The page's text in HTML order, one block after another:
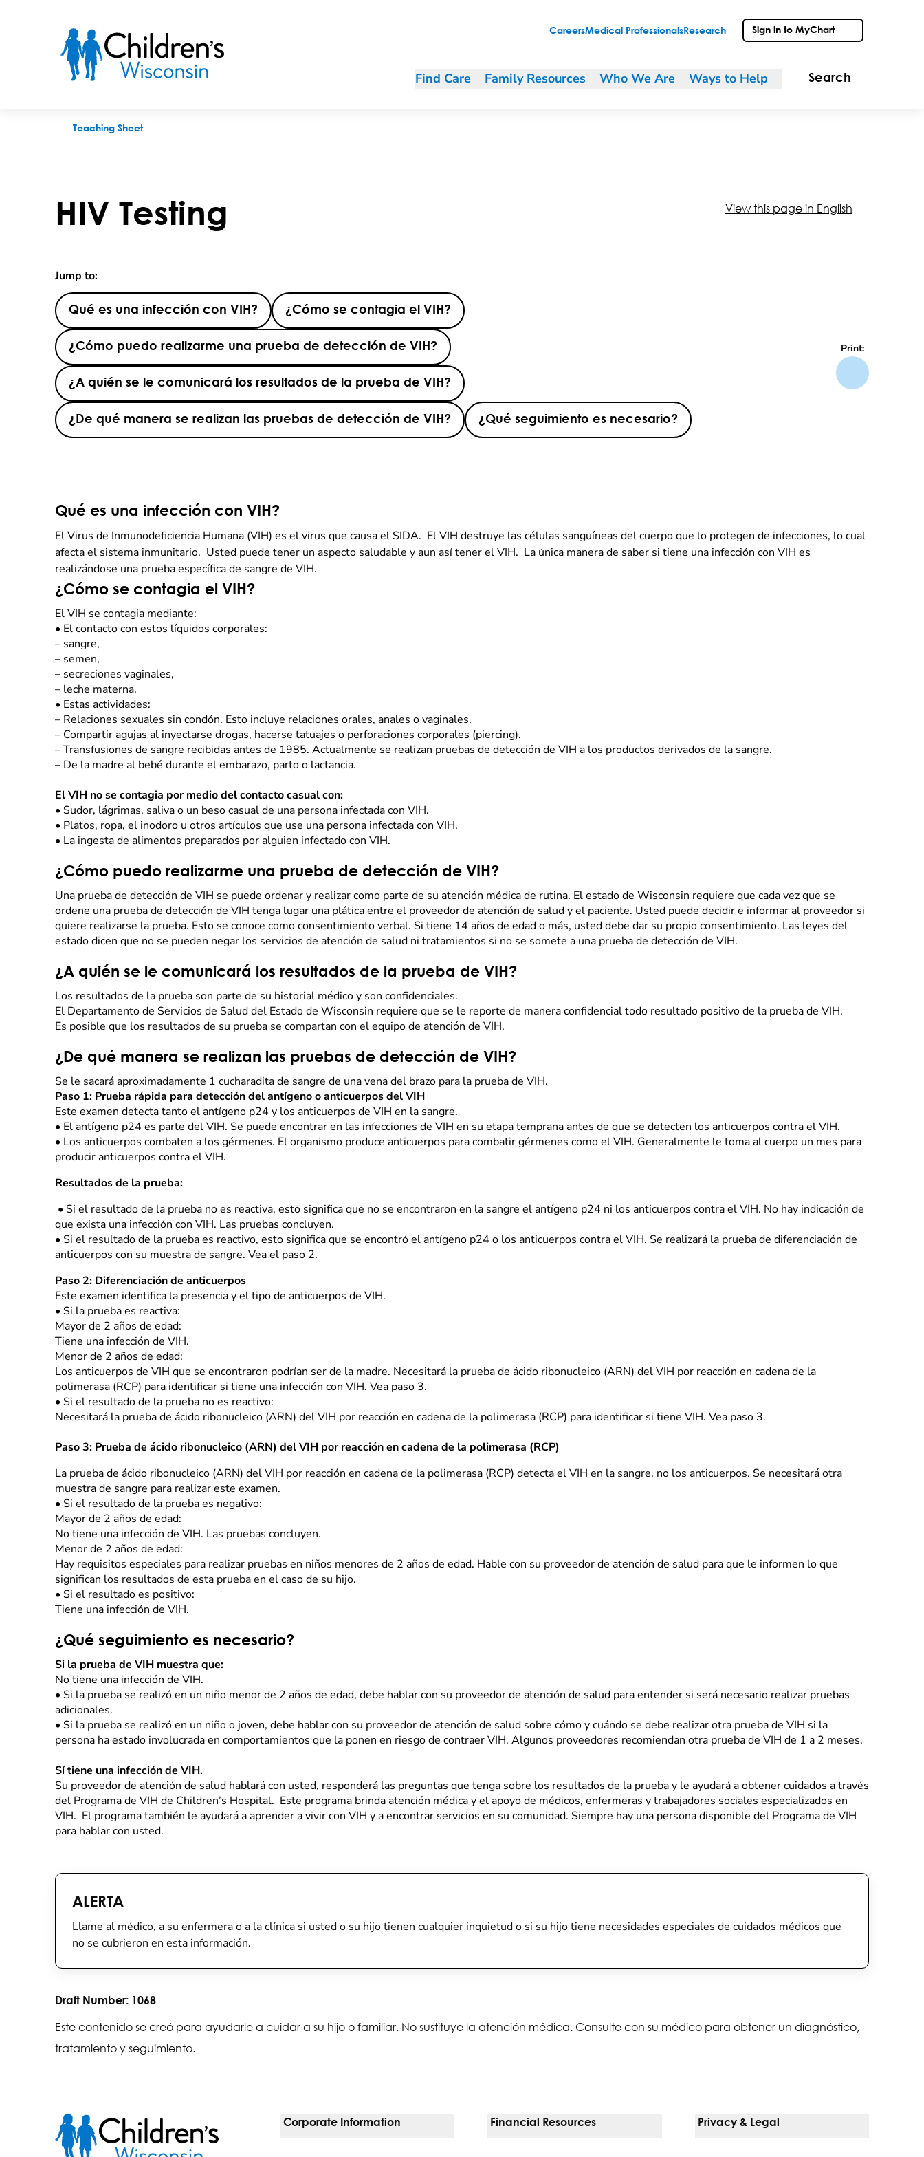
CareersMedical Professionals Research Sign in to MyChart
Find Care Family Resources Who We Are Ways to Help Search
Teaching Sheet
HIV Testing View this page in English
Jump to:
Qué es una infección con VIH? ¿Cómo se contagia el VIH?
¿Cómo puedo realizarme una prueba de detección de VIH?
¿A quién se le comunicará los resultados de la prueba de VIH?
¿De qué manera se realizan las pruebas de detección de VIH? ¿Qué seguimiento es necesario?
Print:
Qué es una infección con VIH?
El Virus de Inmunodeficiencia Humana (VIH) es el virus que causa el SIDA. El VIH destruye las células sanguíneas del cuerpo que lo protegen de infecciones, lo cual
afecta el sistema inmunitario. Usted puede tener un aspecto saludable y aun así tener el VIH. La única manera de saber si tiene una infección con VIH es
realizándose una prueba específica de sangre de VIH.
¿Cómo se contagia el VIH?
El VIH se contagia mediante:
• El contacto con estos líquidos corporales:
– sangre,
– semen,
– secreciones vaginales,
– leche materna.
• Estas actividades:
– Relaciones sexuales sin condón. Esto incluye relaciones orales, anales o vaginales.
– Compartir agujas al inyectarse drogas, hacerse tatuajes o perforaciones corporales (piercing).
–Transfusiones de sangre recibidas antes de 1985. Actualmente se realizan pruebas de detección de VIH a los productos derivados de la sangre.
– De la madre al bebé durante el embarazo, parto o lactancia.
El VIH no se contagia por medio del contacto casual con:
• Sudor, lágrimas, saliva o un beso casual de una persona infectada con VIH.
• Platos, ropa, el inodoro u otros artículos que use una persona infectada con VIH.
• La ingesta de alimentos preparados por alguien infectado con VIH.
¿Cómo puedo realizarme una prueba de detección de VIH?
Una prueba de detección de VIH se puede ordenar y realizar como parte de su atención médica de rutina. El estado de Wisconsin requiere que cada vez que se
ordene una prueba de detección de VIH tenga lugar una plática entre el proveedor de atención de salud y el paciente. Usted puede decidir e informar al proveedor si
quiere realizarse la prueba. Esto se conoce como consentimiento verbal. Si tiene 14 años de edad o más, usted debe dar su propio consentimiento. Las leyes del
estado dicen que no se pueden negar los servicios de atención de salud ni tratamientos si no se somete a una prueba de detección de VIH.
¿A quién se le comunicará los resultados de la prueba de VIH?
Los resultados de la prueba son parte de su historial médico y son confidenciales.
El Departamento de Servicios de Salud del Estado de Wisconsin requiere que se le reporte de manera confidencial todo resultado positivo de la prueba de VIH.
Es posible que los resultados de su prueba se compartan con el equipo de atención de VIH.
¿De qué manera se realizan las pruebas de detección de VIH?
Se le sacará aproximadamente 1 cucharadita de sangre de una vena del brazo para la prueba de VIH.
Paso 1: Prueba rápida para detección del antígeno o anticuerpos del VIH
Este examen detecta tanto el antígeno p24 y los anticuerpos de VIH en la sangre.
• El antígeno p24 es parte del VIH. Se puede encontrar en las infecciones de VIH en su etapa temprana antes de que se detecten los anticuerpos contra el VIH.
• Los anticuerpos combaten a los gérmenes. El organismo produce anticuerpos para combatir gérmenes como el VIH. Generalmente le toma al cuerpo un mes para
producir anticuerpos contra el VIH.
Resultados de la prueba:
• Si el resultado de la prueba no es reactiva, esto significa que no se encontraron en la sangre el antígeno p24 ni los anticuerpos contra el VIH. No hay indicación de
que exista una infección con VIH. Las pruebas concluyen.
• Si el resultado de la prueba es reactivo, esto significa que se encontró el antígeno p24 o los anticuerpos contra el VIH. Se realizará la prueba de diferenciación de
anticuerpos con su muestra de sangre. Vea el paso 2.
Paso 2: Diferenciación de anticuerpos
Este examen identifica la presencia y el tipo de anticuerpos de VIH.
• Si la prueba es reactiva:
Mayor de 2 años de edad:
Tiene una infección de VIH.
Menor de 2 años de edad:
Los anticuerpos de VIH que se encontraron podrían ser de la madre. Necesitará la prueba de ácido ribonucleico (ARN) del VIH por reacción en cadena de la
polimerasa (RCP) para identificar si tiene una infección con VIH. Vea paso 3.
• Si el resultado de la prueba no es reactivo:
Necesitará la prueba de ácido ribonucleico (ARN) del VIH por reacción en cadena de la polimerasa (RCP) para identificar si tiene VIH. Vea paso 3.
Paso 3: Prueba de ácido ribonucleico (ARN) del VIH por reacción en cadena de la polimerasa (RCP)
La prueba de ácido ribonucleico (ARN) del VIH por reacción en cadena de la polimerasa (RCP) detecta el VIH en la sangre, no los anticuerpos. Se necesitará otra
muestra de sangre para realizar este examen.
• Si el resultado de la prueba es negativo:
Mayor de 2 años de edad:
No tiene una infección de VIH. Las pruebas concluyen.
Menor de 2 años de edad:
Hay requisitos especiales para realizar pruebas en niños menores de 2 años de edad. Hable con su proveedor de atención de salud para que le informen lo que
significan los resultados de esta prueba en el caso de su hijo.
• Si el resultado es positivo:
Tiene una infección de VIH.
¿Qué seguimiento es necesario?
Si la prueba de VIH muestra que:
No tiene una infección de VIH.
• Si la prueba se realizó en un niño menor de 2 años de edad, debe hablar con su proveedor de atención de salud para entender si será necesario realizar pruebas
adicionales.
• Si la prueba se realizó en un niño o joven, debe hablar con su proveedor de atención de salud sobre cómo y cuándo se debe realizar otra prueba de VIH si la
persona ha estado involucrada en comportamientos que la ponen en riesgo de contraer VIH. Algunos proveedores recomiendan otra prueba de VIH de 1 a 2 meses.
Sí tiene una infección de VIH.
Su proveedor de atención de salud hablará con usted, responderá las preguntas que tenga sobre los resultados de la prueba y le ayudará a obtener cuidados a través
del Programa de VIH de Children’s Hospital. Este programa brinda atención médica y el apoyo de médicos, enfermeras y trabajadores sociales especializados en
VIH. El programa también le ayudará a aprender a vivir con VIH y a encontrar servicios en su comunidad. Siempre hay una persona disponible del Programa de VIH
para hablar con usted.
ALERTA
Llame al médico, a su enfermera o a la clínica si usted o su hijo tienen cualquier inquietud o si su hijo tiene necesidades especiales de cuidados médicos que
no se cubrieron en esta información.
Draft Number: 1068
Este contenido se creó para ayudarle a cuidar a su hijo o familiar. No sustituye la atención médica. Consulte con su médico para obtener un diagnóstico,
tratamiento y seguimiento.
Corporate Information Financial Resources Privacy & Legal